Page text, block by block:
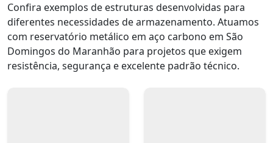
Confira exemplos de estruturas desenvolvidas para
diferentes necessidades de armazenamento. Atuamos
com reservatório metálico em aço carbono em São
Domingos do Maranhão para projetos que exigem
resistência, segurança e excelente padrão técnico.